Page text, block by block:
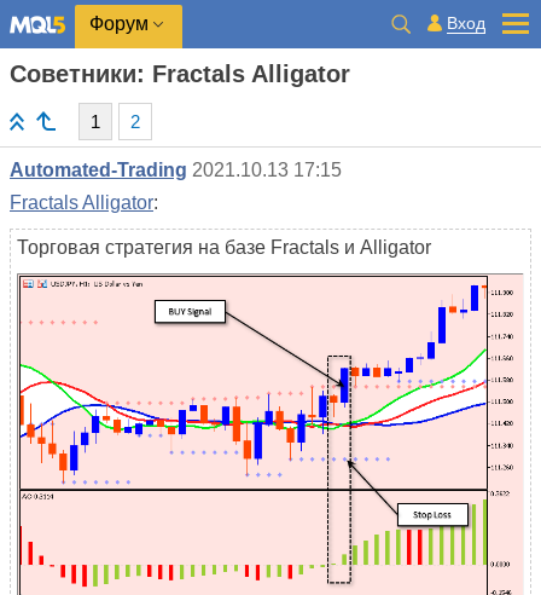
Форум Вход
Советники: Fractals Alligator
1 2
Automated-Trading 2021.10.13 17:15
Fractals Alligator:
Торговая стратегия на базе Fractals и Alligator